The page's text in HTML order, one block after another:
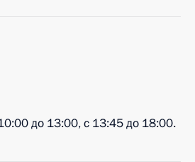
до 13:00, с 13:45 до 18:00.